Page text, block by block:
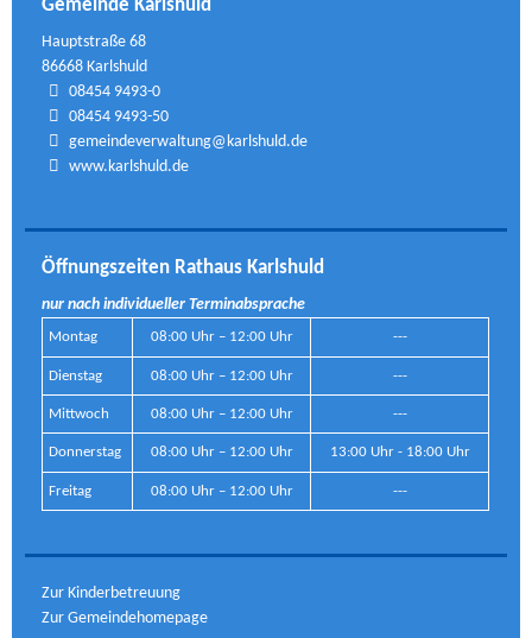
Gemeinde Karlshuld
Hauptstraße 68
86668 Karlshuld
08454 9493-0
08454 9493-50
gemeindeverwaltung@karlshuld.de
www.karlshuld.de
Öffnungszeiten Rathaus Karlshuld
nur nach individueller Terminabsprache
Montag 08:00 Uhr – 12:00 Uhr ---
Dienstag 08:00 Uhr – 12:00 Uhr ---
Mittwoch 08:00 Uhr – 12:00 Uhr ---
Donnerstag 08:00 Uhr – 12:00 Uhr 13:00 Uhr - 18:00 Uhr
Freitag 08:00 Uhr – 12:00 Uhr ---
Zur Kinderbetreuung
Zur Gemeindehomepage